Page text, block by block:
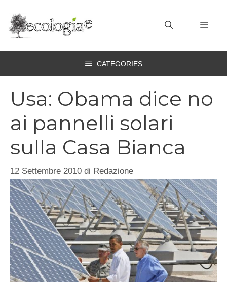
contenuto
CATEGORIES
Usa: Obama dice no
ai pannelli solari
sulla Casa Bianca
12 Settembre 2010 di Redazione